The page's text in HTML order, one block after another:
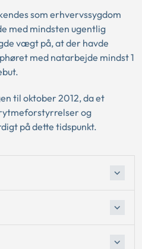
som erhvervssygdom
med mindsten ugentlig
vægt på, at der havde
med natarbejde mindst 1
til oktober 2012, da et
og
på dette tidspunkt.